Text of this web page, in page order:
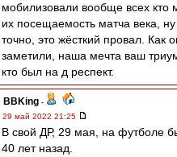
мобилизовали вообще всех кто
их посещаемость матча века,
точно, это жёсткий провал. Как
заметили, наша мечта ваш
кто был на д респект.
BBKing -
29 май 2022 21:25
В свой ДР, 29 мая, на футболе
40 лет назад.